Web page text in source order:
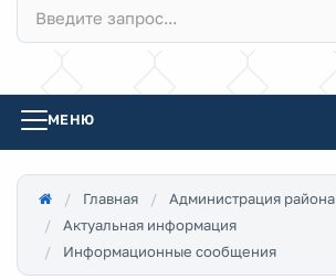
МЕНЮ
Главная
Администрация района
Актуальная информация
Информационные сообщения